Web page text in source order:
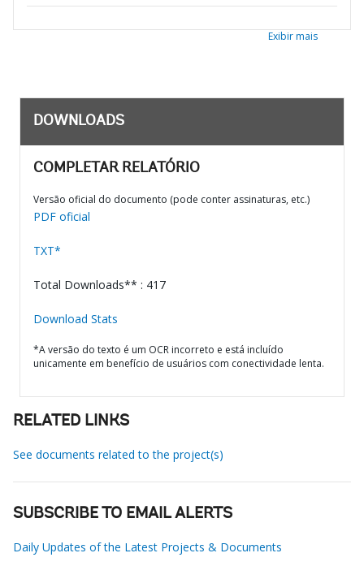
Exibir mais
DOWNLOADS
COMPLETAR RELATÓRIO
Versão oficial do documento (pode conter assinaturas, etc.)
PDF oficial
TXT*
Total Downloads** : 417
Download Stats
*A versão do texto é um OCR incorreto e está incluído
unicamente em benefício de usuários com conectividade lenta.
RELATED LINKS
See documents related to the project(s)
SUBSCRIBE TO EMAIL ALERTS
Daily Updates of the Latest Projects & Documents